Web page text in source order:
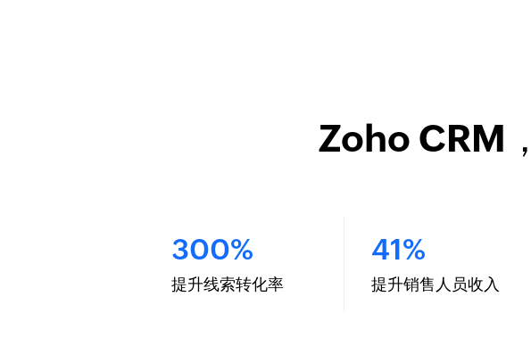
Zoho CRM
300%
提升线索转化率
41%
提升销售人员收入